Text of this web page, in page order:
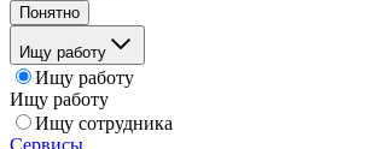
Понятно
Ищу работу
Ищу работу
Ищу работу
Ищу сотрудника
Сервисы